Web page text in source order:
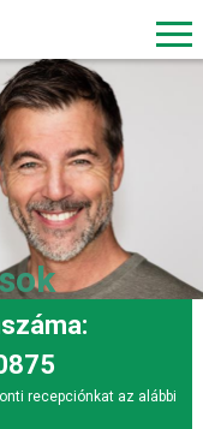
recepciónkat az alábbi